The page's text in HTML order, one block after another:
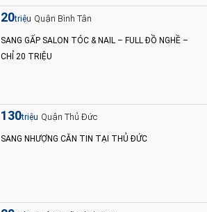
20triệu Quận Bình Tân
SANG GẤP SALON TÓC & NAIL – FULL ĐỒ NGHỀ –
CHỈ 20 TRIỆU
130triệu Quận Thủ Đức
SANG NHƯỢNG CĂN TIN TẠI THỦ ĐỨC